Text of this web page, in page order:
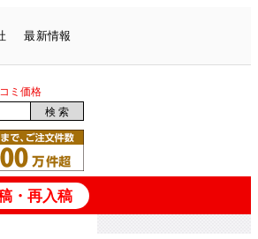
最新情報
ミ価格
・再入稿